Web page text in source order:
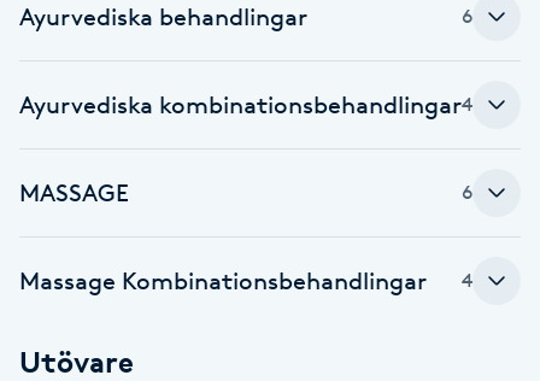
Bröllopsuppsättning
C
Celluliter
Coachning
D
Ayurvediska behandlingar 6
Ayurvediska kombinationsbehandlingar4
MASSAGE 6
Massage Kombinationsbehandlingar 4
Utövare